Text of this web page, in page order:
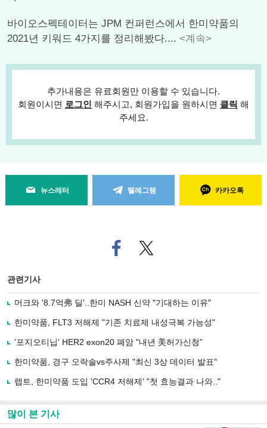
바이오스펙테이터는 JPM 컨퍼런스에서 한미약품의
2021년 키워드 4가지를 정리해봤다.... <계속>
추가내용은 유료회원만 이용할 수 있습니다.
회원이시면 로그인 해주시고, 회원가입을 원하시면 클릭 해
주세요.
뉴스레터 텔레그램 카카오톡
페
이
로
사
유
기
트위
터로
관련기사
머크와 '8.7억弗 딜'..한미 NASH 신약 "기대하는 이유"
한미약품, FLT3 저해제 "기존 치료제 내성극복 가능성"
'포지오티닙' HER2 exon20 폐암 "내년 美허가신청”
한미약품, 경구 오락솔vs주사제 "최신 3상 데이터 발표"
랩트, 한미약품 도입 'CCR4 저해제' "첫 효능결과 나와.."
많이 본 기사